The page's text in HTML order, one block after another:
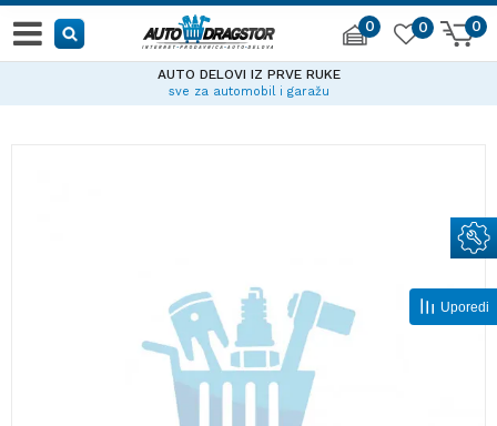
0 0
0
AUTO DELOVI IZ PRVE RUKE
sve za automobil i garažu
Uporedi